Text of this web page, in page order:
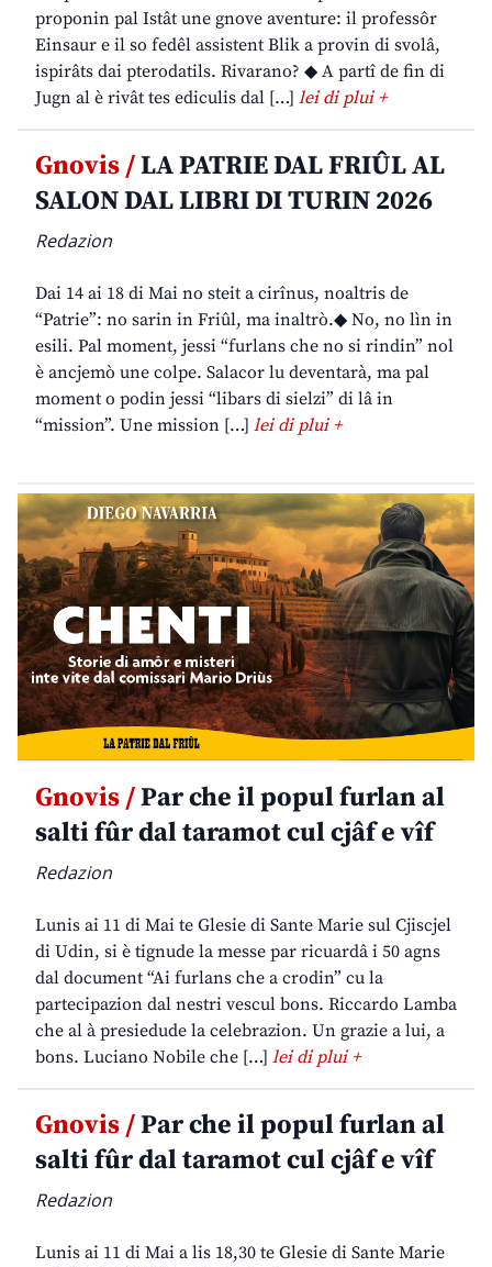
proponin pal Istât une gnove aventure: il professôr
Einsaur e il so fedêl assistent Blik a provin di svolâ,
ispirâts dai pterodatils. Rivarano? ◆ A partî de fin di
Jugn al è rivât tes ediculis dal […] lei di plui +
Gnovis /LA PATRIE DAL FRIÛL AL
SALON DAL LIBRI DI TURIN 2026
Redazion
Dai 14 ai 18 di Mai no steit a cirînus, noaltris de
“Patrie”: no sarin in Friûl, ma inaltrò.◆ No, no lìn in
esili. Pal moment, jessi “furlans che no si rindin” nol
è ancjemò une colpe. Salacor lu deventarà, ma pal
moment o podin jessi “libars di sielzi” di lâ in
“mission”. Une mission […] lei di plui +
Gnovis /Par che il popul furlan al
salti fûr dal taramot cul cjâf e vîf
Redazion
Lunis ai 11 di Mai te Glesie di Sante Marie sul Cjiscjel
di Udin, si è tignude la messe par ricuardâ i 50 agns
dal document “Ai furlans che a crodin” cu la
partecipazion dal nestri vescul bons. Riccardo Lamba
che al à presiedude la celebrazion. Un grazie a lui, a
bons. Luciano Nobile che […] lei di plui +
Gnovis /Par che il popul furlan al
salti fûr dal taramot cul cjâf e vîf
Redazion
Lunis ai 11 di Mai a lis 18,30 te Glesie di Sante Marie